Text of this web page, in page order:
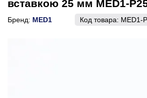
вставкою 25 мм MED1-
Бренд: MED1 Код товара: MED1-